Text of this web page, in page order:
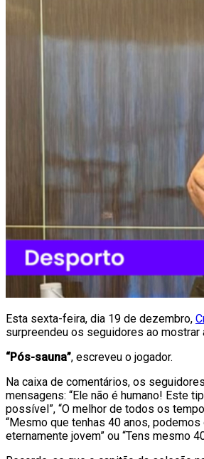
Esta sexta-feira, dia 19 de dezembro,
surpreendeu os seguidores ao mostrar
“Pós-sauna”, escreveu o jogador.
Na caixa de comentários, os
mensagens: “Ele não é humano! Este
possível”, “O melhor de todos os
“Mesmo que tenhas 40 anos,
eternamente jovem” ou “Tens mesmo